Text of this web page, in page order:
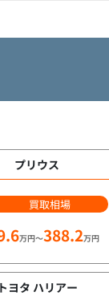
プリウス
買取相場
万円～388.2万円
トヨタ ハリアー